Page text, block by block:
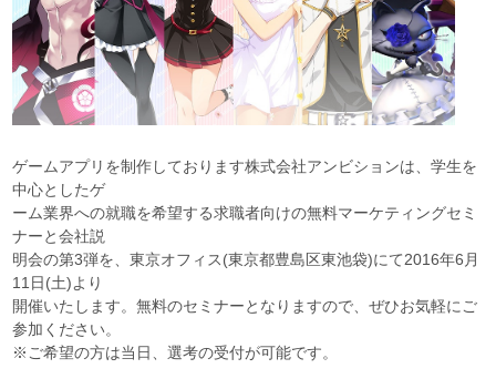
ゲームアプリを制作しております株式会社アンビションは、学生を
中心としたゲ
ーム業界への就職を希望する求職者向けの無料マーケティングセミ
ナーと会社説
明会の第3弾を、東京オフィス(東京都豊島区東池袋)にて2016年6月
11日(土)より
開催いたします。無料のセミナーとなりますので、ぜひお気軽にご
参加ください。
※ご希望の方は当日、選考の受付が可能です。